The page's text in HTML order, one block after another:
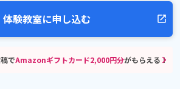
体験教室に申し込む
でAmazonギフトカード2,000円分がもらえる！